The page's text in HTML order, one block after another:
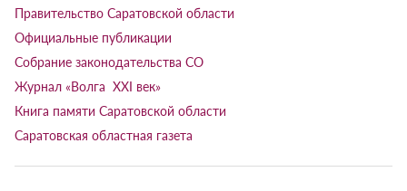
Правительство Саратовской области
Официальные публикации
Собрание законодательства СО
Журнал «Волга XXI век»
Книга памяти Саратовской области
Саратовская областная газета